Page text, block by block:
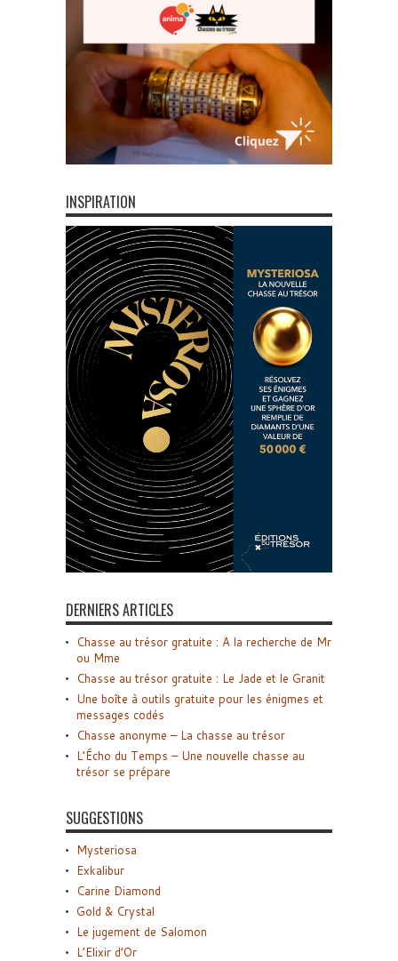
INSPIRATION
DERNIERS ARTICLES
Chasse au trésor gratuite : A la recherche de Mr
ou Mme
Chasse au trésor gratuite : Le Jade et le Granit
Une boîte à outils gratuite pour les énigmes et
messages codés
Chasse anonyme – La chasse au trésor
L’Écho du Temps – Une nouvelle chasse au
trésor se prépare
SUGGESTIONS
Mysteriosa
Exkalibur
Carine Diamond
Gold & Crystal
Le jugement de Salomon
L’Elixir d’Or